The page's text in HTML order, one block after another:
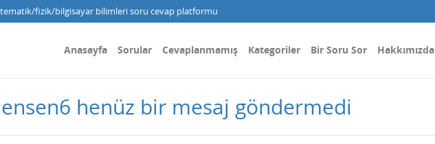
fizik/bilgisayar bilimleri soru cevap platformu
Anasayfa Sorular Cevaplanmamış Kategoriler Bir Soru Sor Hakkımızda
henüz bir mesaj göndermedi